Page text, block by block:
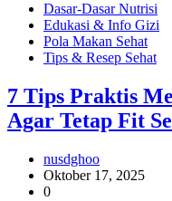
Dasar-Dasar Nutrisi
Edukasi & Info Gizi
Pola Makan Sehat
Tips & Resep Sehat
7 Tips Praktis
Agar Tetap Fit
nusdghoo
Oktober 17, 2025
0